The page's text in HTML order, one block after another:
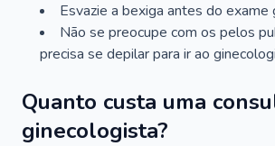
Esvazie a bexiga antes do exame
Não se preocupe com os pelos
precisa se depilar para ir ao
Quanto custa uma
ginecologista?